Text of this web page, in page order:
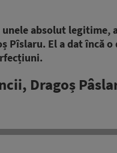
unele absolut
Pîslaru. El a dat încă
Dragoș